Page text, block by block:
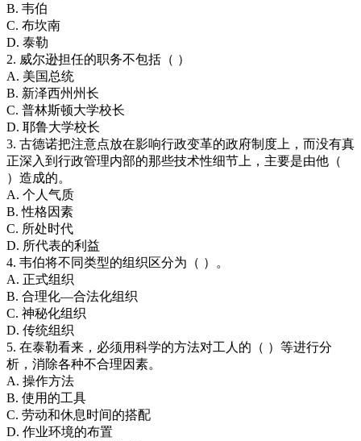
B. 韦伯
C. 布坎南
D. 泰勒
2. 威尔逊担任的职务不包括（ ）
A. 美国总统
B. 新泽西州州长
C. 普林斯顿大学校长
D. 耶鲁大学校长
3. 古德诺把注意点放在影响行政变革的政府制度上，而没有真
正深入到行政管理内部的那些技术性细节上，主要是由他（
）造成的。
A. 个人气质
B. 性格因素
C. 所处时代
D. 所代表的利益
4. 韦伯将不同类型的组织区分为（ ）。
A. 正式组织
B. 合理化—合法化组织
C. 神秘化组织
D. 传统组织
5. 在泰勒看来，必须用科学的方法对工人的（ ）等进行分
析，消除各种不合理因素。
A. 操作方法
B. 使用的工具
C. 劳动和休息时间的搭配
D. 作业环境的布置